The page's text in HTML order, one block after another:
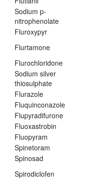
Sodium p-
nitrophenolate
Fluroxypyr
Flurtamone
Flurochloridone
Sodium silver
thiosulphate
Flurazole
Fluquinconazole
Flupyradifurone
Fluoxastrobin
Fluopyram
Spinetoram
Spinosad
Spirodiclofen